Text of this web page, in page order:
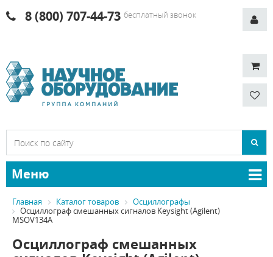
8 (800) 707-44-73 бесплатный звонок
Меню
Главная Каталог товаров
Осциллографы
Осциллограф смешанных сигналов Keysight (Agilent)
MSOV134A
Осциллограф смешанных